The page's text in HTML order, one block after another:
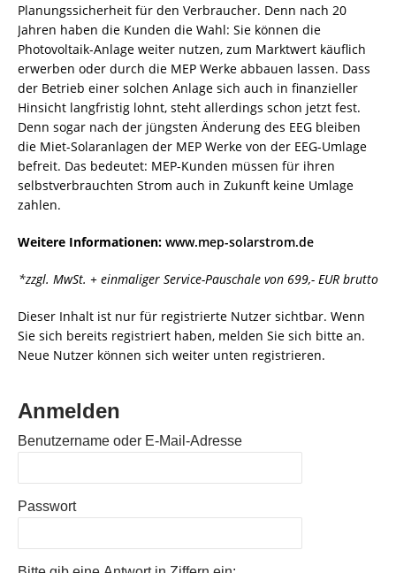
Planungssicherheit für den Verbraucher. Denn nach 20
Jahren haben die Kunden die Wahl: Sie können die
Photovoltaik-Anlage weiter nutzen, zum Marktwert käuflich
erwerben oder durch die MEP Werke abbauen lassen. Dass
der Betrieb einer solchen Anlage sich auch in finanzieller
Hinsicht langfristig lohnt, steht allerdings schon jetzt fest.
Denn sogar nach der jüngsten Änderung des EEG bleiben
die Miet-Solaranlagen der MEP Werke von der EEG-Umlage
befreit. Das bedeutet: MEP-Kunden müssen für ihren
selbstverbrauchten Strom auch in Zukunft keine Umlage
zahlen.
Weitere Informationen: www.mep-solarstrom.de
*zzgl. MwSt. + einmaliger Service-Pauschale von 699,- EUR brutto
Dieser Inhalt ist nur für registrierte Nutzer sichtbar. Wenn
Sie sich bereits registriert haben, melden Sie sich bitte an.
Neue Nutzer können sich weiter unten registrieren.
Anmelden
Benutzername oder E-Mail-Adresse
Passwort